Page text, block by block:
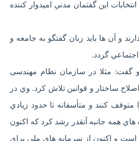
اين گفتمان مدني اميدوار كننده
و آن ها بايد زبان گفتگو به جامعه و
گردد.
و گفت: مثلا در سازمان نظام مهندسی
ساختار و قوانین تلاش كرد. وي در
كنند و متأسفانه تا حدود زيادي
همه جانبه آنقدر رشد كرد كه اكنون
و اکنون از سرمايه هاي ملی برای